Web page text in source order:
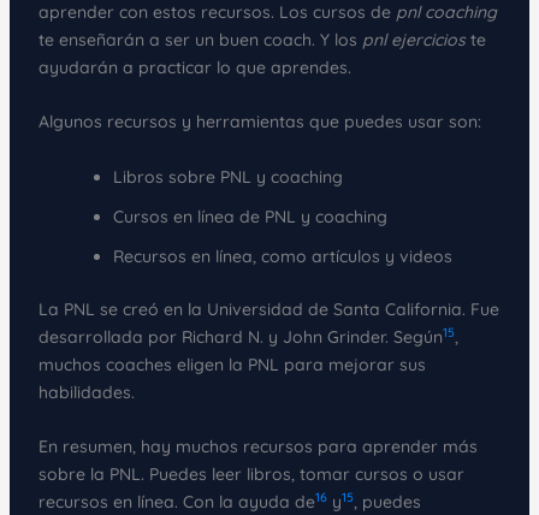
aprender con estos recursos. Los cursos de pnl coaching
te enseñarán a ser un buen coach. Y los pnl ejercicioste
ayudarán a practicar lo que aprendes.
Algunos recursos y herramientas que puedes usar son:
Libros sobre PNL y coaching
Cursos en línea de PNL y coaching
Recursos en línea, como artículos y videos
La PNL se creó en la Universidad de Santa California. Fue
desarrollada por Richard N. y John Grinder. Según15,
muchos coaches eligen la PNL para mejorar sus
habilidades.
En resumen, hay muchos recursos para aprender más
sobre la PNL. Puedes leer libros, tomar cursos o usar
recursos en línea. Con la ayuda de16y15, puedes